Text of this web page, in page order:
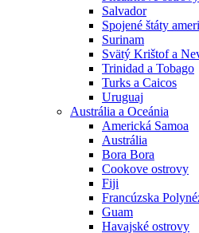
Salvador
Spojené štáty
Surinam
Svätý Krištof a
Trinidad a Tobago
Turks a Caicos
Uruguaj
Austrália a Oceánia
Americká Samoa
Austrália
Bora Bora
Cookove ostrovy
Fiji
Francúzska
Guam
Havajské ostrovy